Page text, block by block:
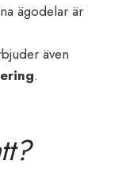
ägodelar är
även
.